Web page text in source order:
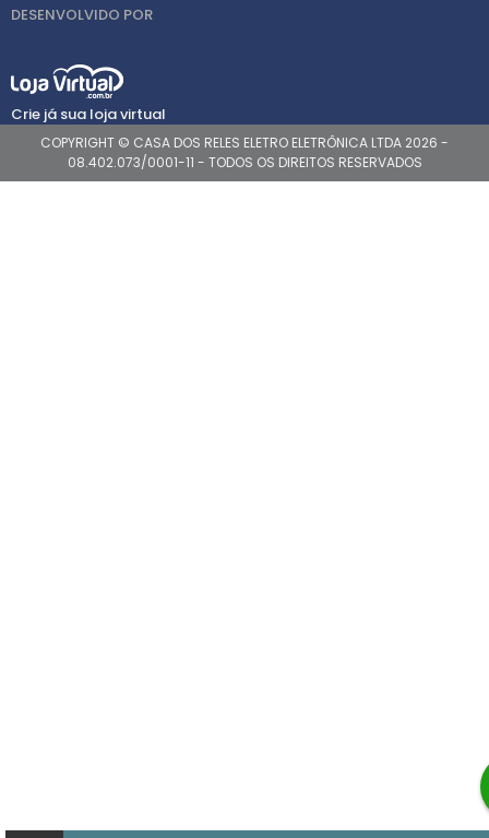
DESENVOLVIDO POR
Crie já sua loja virtual
COPYRIGHT © CASA DOS RELES ELETRO ELETRÔNICA LTDA 2026 -
08.402.073/0001-11 - TODOS OS DIREITOS RESERVADOS